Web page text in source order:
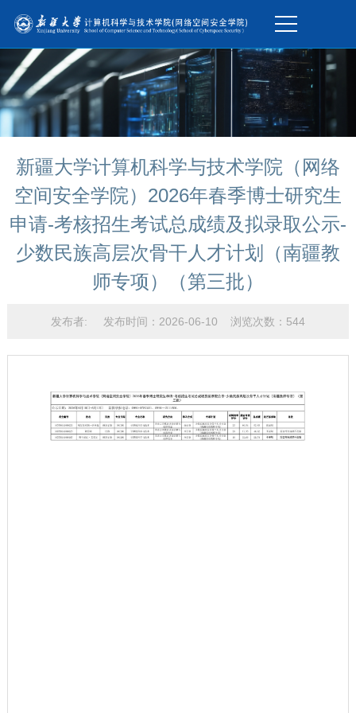
新疆大学计算机科学与技术学院（网络
空间安全学院）2026年春季博士研究生
申请-考核招生考试总成绩及拟录取公示-
少数民族高层次骨干人才计划（南疆教
师专项）（第三批）
发布者: 发布时间：2026-06-10 浏览次数： 544